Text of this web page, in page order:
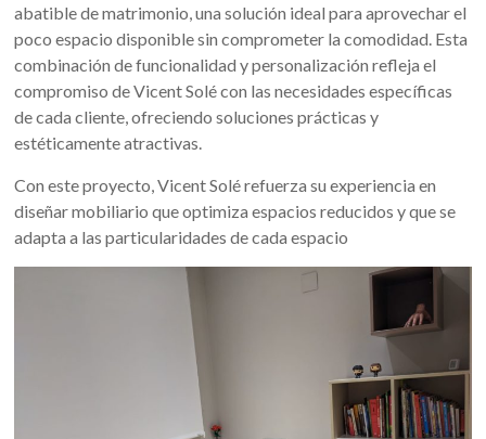
abatible de matrimonio, una solución ideal para aprovechar el
poco espacio disponible sin comprometer la comodidad. Esta
combinación de funcionalidad y personalización refleja el
compromiso de Vicent Solé con las necesidades específicas
de cada cliente, ofreciendo soluciones prácticas y
estéticamente atractivas.
Con este proyecto, Vicent Solé refuerza su experiencia en
diseñar mobiliario que optimiza espacios reducidos y que se
adapta a las particularidades de cada espacio